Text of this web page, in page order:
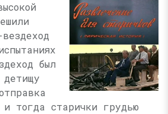
был
тогда старички грудью